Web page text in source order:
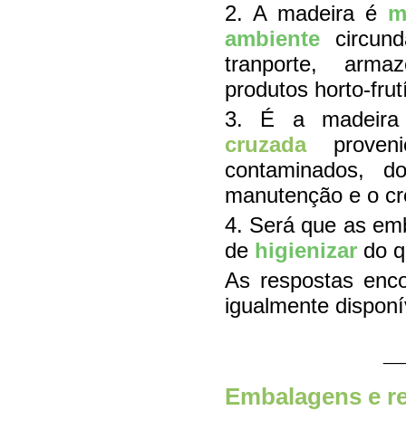
2. A madeira é
ambiente
tranporte,
produtos horto-
3. É a
cruzada
contaminados,
manutenção e o
4. Será que as
de higienizar do
As respostas
igualmente
Embalagens e